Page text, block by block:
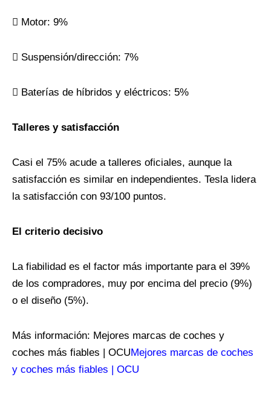
 Motor: 9%
 Suspensión/dirección: 7%
 Baterías de híbridos y eléctricos: 5%
Talleres y satisfacción
Casi el 75% acude a talleres oficiales, aunque la
satisfacción es similar en independientes. Tesla lidera
la satisfacción con 93/100 puntos.
El criterio decisivo
La fiabilidad es el factor más importante para el 39%
de los compradores, muy por encima del precio (9%)
o el diseño (5%).
Más información: Mejores marcas de coches y
coches más fiables | OCUMejores marcas de coches
y coches más fiables | OCU